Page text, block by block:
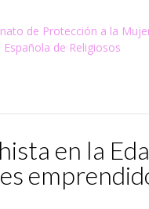
de Protección a la
de Religiosos
en la